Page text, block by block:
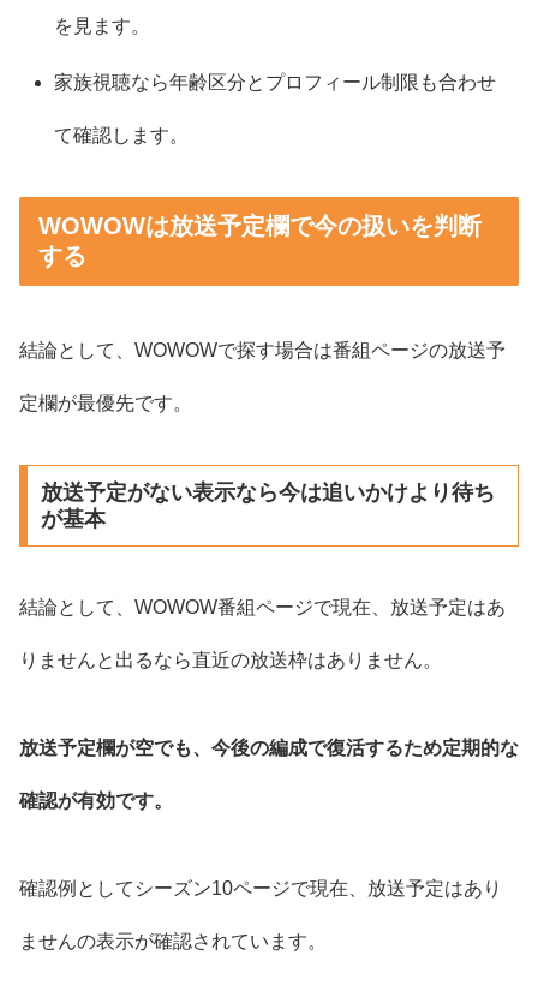
を見ます。
家族視聴なら年齢区分とプロフィール制限も合わせ
て確認します。
WOWOWは放送予定欄で今の扱いを判断
する
結論として、WOWOWで探す場合は番組ページの放送予
定欄が最優先です。
放送予定がない表示なら今は追いかけより待ち
が基本
結論として、WOWOW番組ページで現在、放送予定はあ
りませんと出るなら直近の放送枠はありません。
放送予定欄が空でも、今後の編成で復活するため定期的な
確認が有効です。
確認例としてシーズン10ページで現在、放送予定はあり
ませんの表示が確認されています。